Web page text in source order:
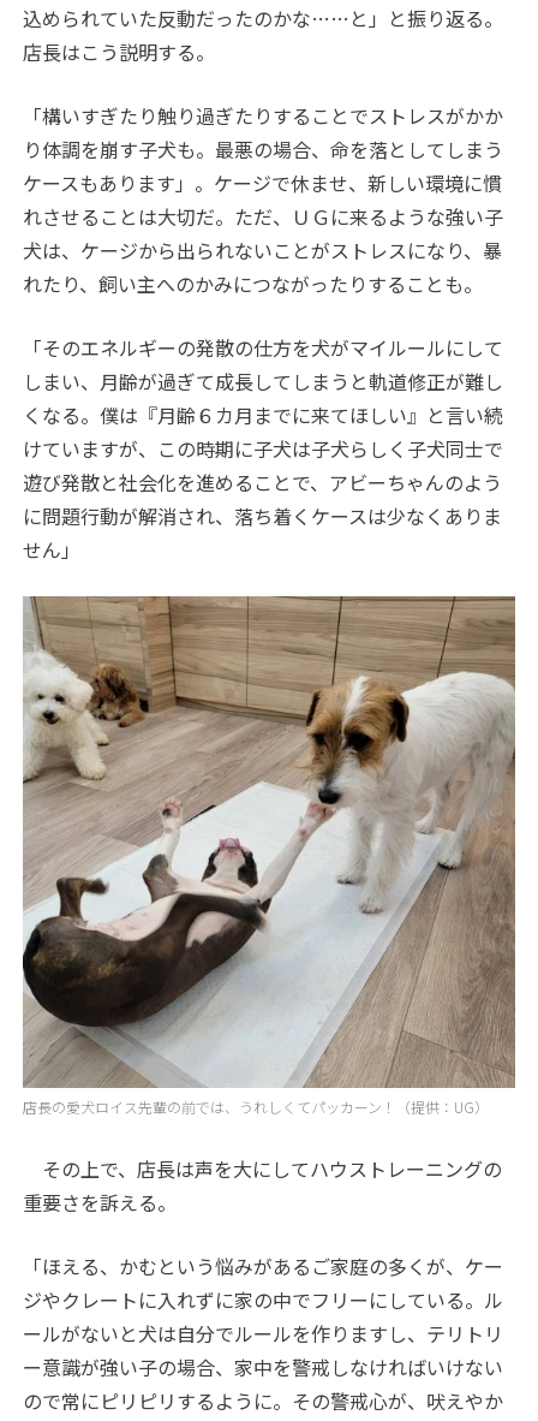
込められていた反動だったのかな……と」と振り返る。
店長はこう説明する。
「構いすぎたり触り過ぎたりすることでストレスがかか
り体調を崩す子犬も。最悪の場合、命を落としてしまう
ケースもあります」。ケージで休ませ、新しい環境に慣
れさせることは大切だ。ただ、ＵＧに来るような強い子
犬は、ケージから出られないことがストレスになり、暴
れたり、飼い主へのかみにつながったりすることも。
「そのエネルギーの発散の仕方を犬がマイルールにして
しまい、月齢が過ぎて成長してしまうと軌道修正が難し
くなる。僕は『月齢６カ月までに来てほしい』と言い続
けていますが、この時期に子犬は子犬らしく子犬同士で
遊び発散と社会化を進めることで、アビーちゃんのよう
に問題行動が解消され、落ち着くケースは少なくありま
せん」
店長の愛犬ロイス先輩の前では、うれしくてパッカーン！（提供：UG）
その上で、店長は声を大にしてハウストレーニングの
重要さを訴える。
「ほえる、かむという悩みがあるご家庭の多くが、ケー
ジやクレートに入れずに家の中でフリーにしている。ル
ールがないと犬は自分でルールを作りますし、テリトリ
ー意識が強い子の場合、家中を警戒しなければいけない
ので常にピリピリするように。その警戒心が、吠えやか